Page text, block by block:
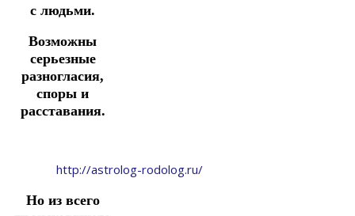
с людьми.
Возможны
серьезные
разногласия,
споры и
расставания.
http://astrolog-rodolog.ru/
Но из всего